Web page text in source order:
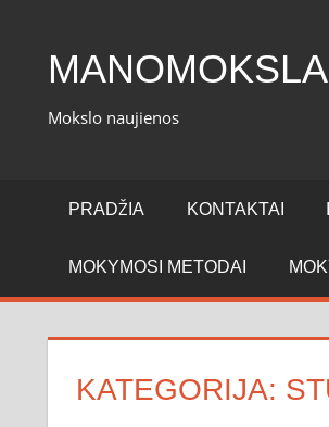
content
Mokslo naujienos
PRADŽIA KONTAKTAI
MOKYMOSI METODAI
KATEGORIJA: